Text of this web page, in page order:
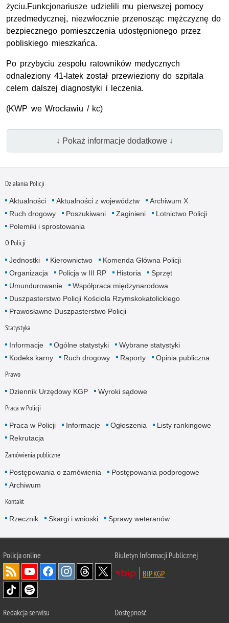
życiu.Funkcjonariusze udzielili mu pierwszej pomocy
przedmedycznej, niezwłocznie przenosząc mężczyznę do
bezpiecznego pomieszczenia udostępnionego przez
pobliskiego mieszkańca.
Po przybyciu zespołu ratowników medycznych
odnaleziony 41-latek został przewieziony do szpitala
celem dalszej diagnostyki i leczenia.
(KWP we Wrocławiu / kc)
↓ Pokaż informacje dodatkowe ↓
Działania Policji
Aktualności Aktualności z województw
Archiwum X
Ruch drogowy
Poszukiwani Zaginieni
Lotnictwo Policji
Polemiki i sprostowania
O Policji
Jednostki Kierownictwo
Komenda Główna Policji
Organizacja
Policja w III RP Historia
Sprzęt
Umundurowanie
Współpraca międzynarodowa
Duszpasterstwo Policji Kościoła Rzymskokatolickiego
Prawosławne Duszpasterstwo Policji
Statystyka
Informacje Ogólne statystyki
Wybrane statystyki
Kodeks karny
Ruch drogowy Raporty Opinia publiczna
Prawo
Dziennik Urzędowy KGP Wyroki sądowe
Praca w Policji
Praca w Policji Informacje Ogłoszenia
Listy rankingowe
Rekrutacja
Zamówienia publiczne
Postępowania o zamówienia
Postępowania podprogowe
Archiwum
Kontakt
Rzecznik Skargi i wnioski Sprawy weteranów
Policjaonline
Biuletyn Informacji Publicznej
BIP KGP
Redakcja serwisu Dostępność